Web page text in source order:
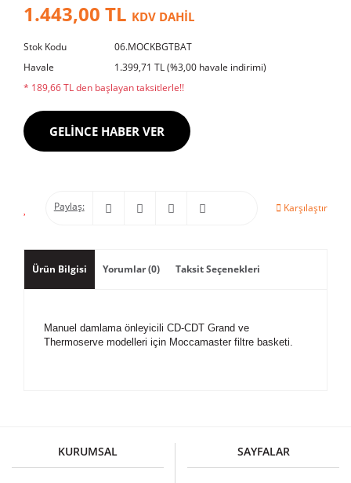
1.443,00 TL KDV DAHİL
Stok Kodu
06.MOCKBGTBAT
Havale
1.399,71 TL (%3,00 havale indirimi)
* 189,66 TL den başlayan taksitlerle!!
GELİNCE HABER VER
Paylaş: Karşılaştır
Ürün Bilgisi Yorumlar (0) Taksit Seçenekleri
Manuel damlama önleyicili CD-CDT Grand ve
Thermoserve modelleri için Moccamaster filtre basketi.
KURUMSAL SAYFALAR